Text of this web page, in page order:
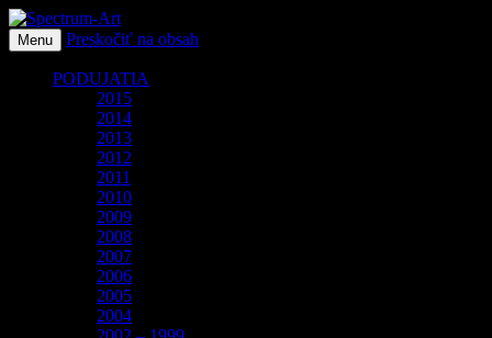
Spectrum-Art
O spoločnosti Spectrum Art
Menu Preskočiť na obsah
PODUJATIA
2015
2014
2013
2012
2011
2010
2009
2008
2007
2006
2005
2004